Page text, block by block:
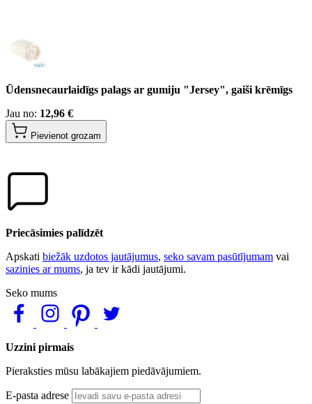
Ūdensnecaurlaidīgs palags ar gumiju "Jersey", gaiši krēmīgs
Jau no: 12,96 €
Pievienot grozam
Priecāsimies palīdzēt
Apskati biežāk uzdotos jautājumus, seko savam pasūtījumam vai
sazinies ar mums, ja tev ir kādi jautājumi.
Seko mums
Uzzini pirmais
Pieraksties mūsu labākajiem piedāvājumiem.
E-pasta adrese